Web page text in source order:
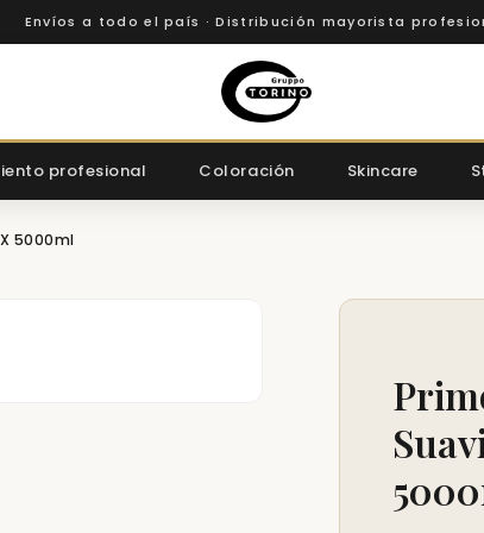
Envíos a todo el país · Distribución mayorista
profesional Coloración Skincare
5000ml